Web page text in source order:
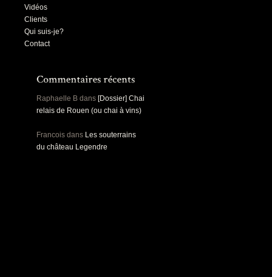
Vidéos
Clients
Qui suis-je?
Contact
Raphaelle B dans [Dossier] Chai
relais de Rouen (ou chai à vins)
Francois dans Les souterrains
du château Legendre